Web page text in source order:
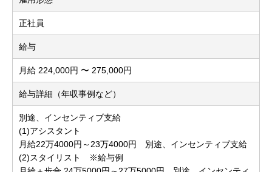
正社員
給与
月給 224,000円 〜 275,000円
給与詳細（年収事例など）
別途、インセンティブ支給
(1)アシスタント
月給22万4000円～23万4000円 別途、インセンティブ支給
(2)スタイリスト ※給与例